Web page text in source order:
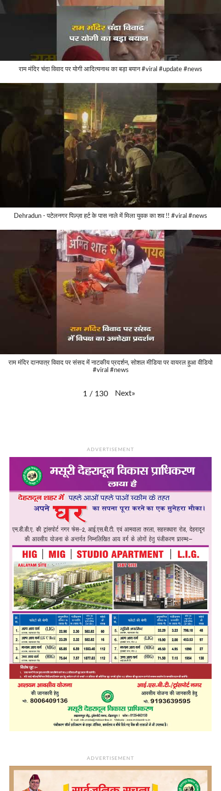
राम मंदिर चंदा विवाद पर योगी आदित्यनाथ का बड़ा बयान #viral #update #news
Dehradun - पटेलनगर पिज़्ज़ा हर्ट के पास नाले में मिला युवक का शव !! #viral #news
राम मंदिर दानपात्र विवाद पर संसद में नाटकीय प्रदर्शन, सोशल मीडिया पर वायरल हुआ वीडियो
#viral #news
1 / 130 Next»
ADVERTISEMENT
ADVERTISEMENT